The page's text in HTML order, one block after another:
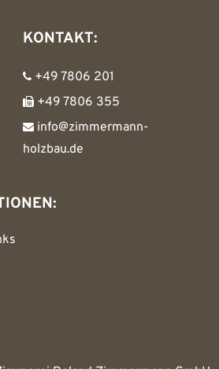
KONTAKT:
+49 7806 201
+49 7806 355
info@zimmermann-
holzbau.de